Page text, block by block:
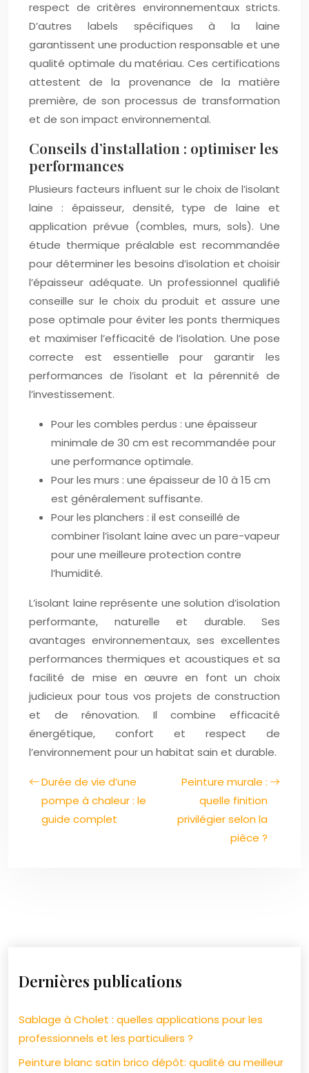
respect de critères environnementaux stricts.
D’autres labels spécifiques à la laine
garantissent une production responsable et une
qualité optimale du matériau. Ces certifications
attestent de la provenance de la matière
première, de son processus de transformation
et de son impact environnemental.
Conseils d’installation : optimiser les
performances
Plusieurs facteurs influent sur le choix de l’isolant
laine : épaisseur, densité, type de laine et
application prévue (combles, murs, sols). Une
étude thermique préalable est recommandée
pour déterminer les besoins d’isolation et choisir
l’épaisseur adéquate. Un professionnel qualifié
conseille sur le choix du produit et assure une
pose optimale pour éviter les ponts thermiques
et maximiser l’efficacité de l’isolation. Une pose
correcte est essentielle pour garantir les
performances de l’isolant et la pérennité de
l’investissement.
Pour les combles perdus : une épaisseur
minimale de 30 cm est recommandée pour
une performance optimale.
Pour les murs : une épaisseur de 10 à 15 cm
est généralement suffisante.
Pour les planchers : il est conseillé de
combiner l’isolant laine avec un pare-vapeur
pour une meilleure protection contre
l’humidité.
L’isolant laine représente une solution d’isolation
performante, naturelle et durable. Ses
avantages environnementaux, ses excellentes
performances thermiques et acoustiques et sa
facilité de mise en œuvre en font un choix
judicieux pour tous vos projets de construction
et de rénovation. Il combine efficacité
énergétique, confort et respect de
l’environnement pour un habitat sain et durable.
Durée de vie d’une
pompe à chaleur : le
guide complet
Peinture murale :
quelle finition
privilégier selon la
pièce ?
Dernières publications
Sablage à Cholet : quelles applications pour les
professionnels et les particuliers ?
Peinture blanc satin brico dépôt: qualité au meilleur